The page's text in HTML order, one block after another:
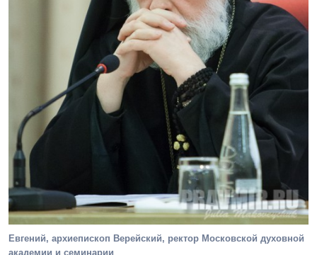
Евгений, архиепископ Верейский, ректор Московской духовной
академии и семинарии